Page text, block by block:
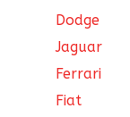
Dodge
Jaguar
Ferrari
Fiat